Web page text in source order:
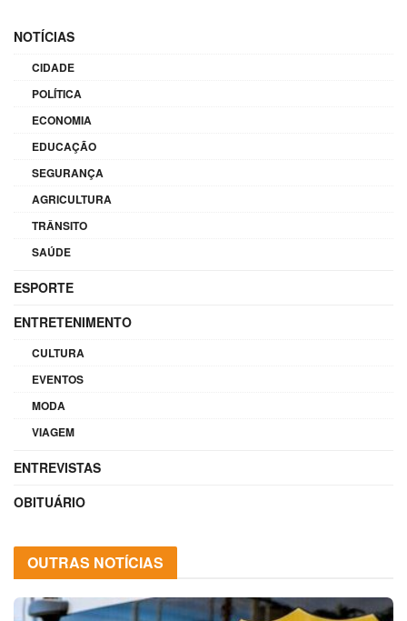
NOTÍCIAS
CIDADE
POLÍTICA
ECONOMIA
EDUCAÇÃO
SEGURANÇA
AGRICULTURA
TRÂNSITO
SAÚDE
ESPORTE
ENTRETENIMENTO
CULTURA
EVENTOS
MODA
VIAGEM
ENTREVISTAS
OBITUÁRIO
OUTRAS NOTÍCIAS